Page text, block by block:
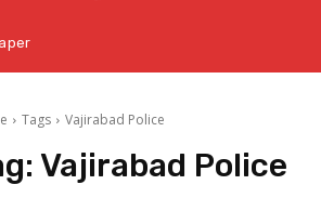
Tags Vajirabad Police
Vajirabad Police